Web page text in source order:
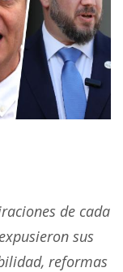
de cada
sus
reformas